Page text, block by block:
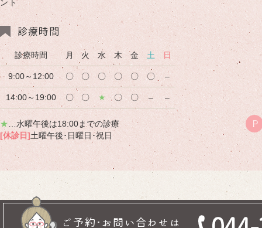
ント
診療時間
診療時間 月 火 水 木 金 土 日
9:00～12:00 〇 〇 〇 〇 〇 〇 –
14:00～19:00 〇 〇 ★ 〇 〇 – –
★ …水曜午後は18:00までの診療
[休診日]土曜午後･日曜日･祝日
P
ご予約･お問い合わせは